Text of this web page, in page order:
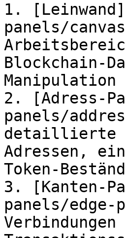
1.
panels/
Blockchain-
Manipulation
2. [Adress-
panels/
detaillierte
Adressen,
Token-
3. [Kanten-
panels/